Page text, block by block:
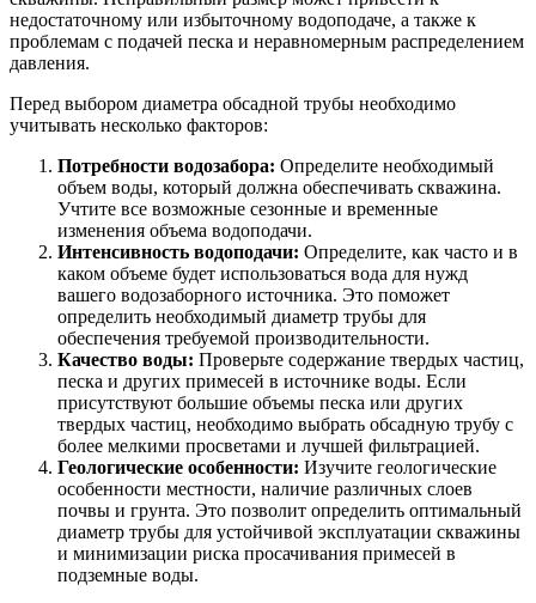
недостаточному или избыточному водоподаче, а также к
проблемам с подачей песка и неравномерным распределением
давления.
Перед выбором диаметра обсадной трубы необходимо
учитывать несколько факторов:
Потребности водозабора: Определите необходимый
объем воды, который должна обеспечивать скважина.
Учтите все возможные сезонные и временные
изменения объема водоподачи.
Интенсивность водоподачи: Определите, как часто и в
каком объеме будет использоваться вода для нужд
вашего водозаборного источника. Это поможет
определить необходимый диаметр трубы для
обеспечения требуемой производительности.
Качество воды: Проверьте содержание твердых частиц,
песка и других примесей в источнике воды. Если
присутствуют большие объемы песка или других
твердых частиц, необходимо выбрать обсадную трубу с
более мелкими просветами и лучшей фильтрацией.
Геологические особенности: Изучите геологические
особенности местности, наличие различных слоев
почвы и грунта. Это позволит определить оптимальный
диаметр трубы для устойчивой эксплуатации скважины
и минимизации риска просачивания примесей в
подземные воды.